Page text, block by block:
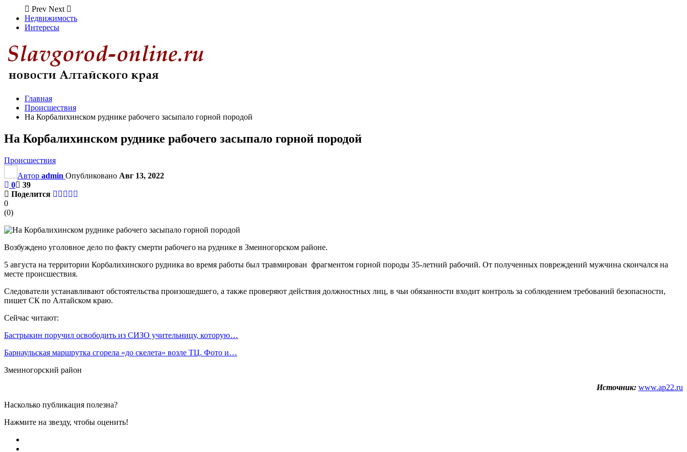
Prev Next
Недвижимость
Интересы
Главная
Происшествия
На Корбалихинском руднике рабочего засыпало горной породой
На Корбалихинском руднике рабочего засыпало горной породой
Происшествия
Автор admin Опубликовано Авг 13, 2022
0
39
Поделится
0
(0)
Возбуждено уголовное дело по факту смерти рабочего на руднике в Змеиногорском районе.
5 августа на территории Корбалихинского рудника во время работы был травмирован фрагментом горной породы 35-летний рабочий. От полученных повреждений мужчина скончался на
месте происшествия.
Следователи устанавливают обстоятельства произошедшего, а также проверяют действия должностных лиц, в чьи обязанности входит контроль за соблюдением требований безопасности,
пишет СК по Алтайском краю.
Сейчас читают:
Бастрыкин поручил освободить из СИЗО учительницу, которую…
Барнаульская маршрутка сгорела «до скелета» возле ТЦ. Фото и…
Змеиногорский район
Источник: www.ap22.ru
Насколько публикация полезна?
Нажмите на звезду, чтобы оценить!